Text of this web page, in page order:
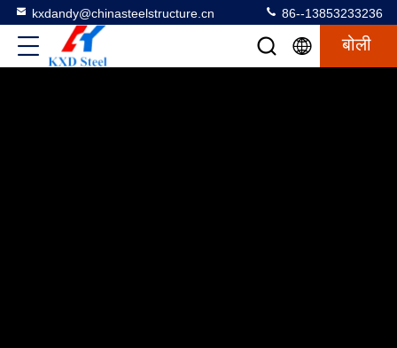
kxdandy@chinasteelstructure.cn 86--13853233236
बोली